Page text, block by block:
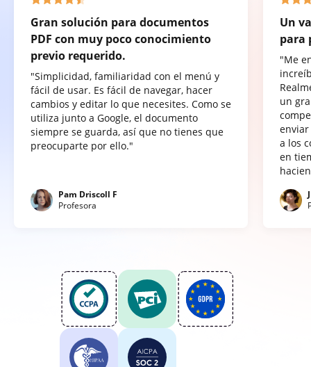
Gran solución para documentos
PDF con muy poco conocimiento
previo requerido.
"Simplicidad, familiaridad con el menú y
fácil de usar. Es fácil de navegar, hacer
cambios y editar lo que necesites. Como se
utiliza junto a Google, el documento
siempre se guarda, así que no tienes que
preocuparte por ello."
Pam Driscoll F
Profesora
Un
para
"Me
un
a los
en